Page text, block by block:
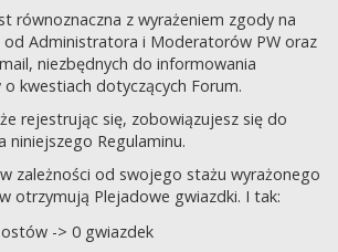
równoznaczna z wyrażeniem zgody na
Administratora i Moderatorów PW oraz
niezbędnych do informowania
kwestiach dotyczących Forum.
rejestrując się, zobowiązujesz się do
niniejszego Regulaminu.
zależności od swojego stażu wyrażonego
otrzymują Plejadowe gwiazdki. I tak:
-> 0 gwiazdek